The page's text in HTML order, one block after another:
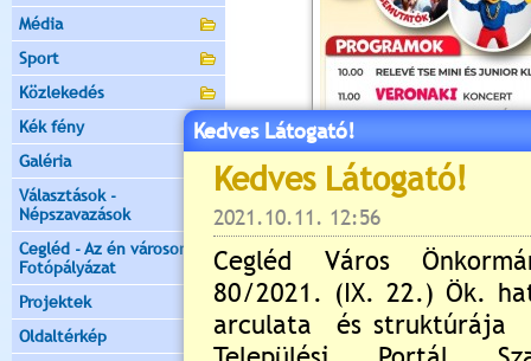
Média
Sport
Közlekedés
Kék fény
Galéria
Választások -
Népszavazások
Cegléd - Az én városom -
Fotópályázat
Projektek
Oldaltérkép
Kedves Látogató!